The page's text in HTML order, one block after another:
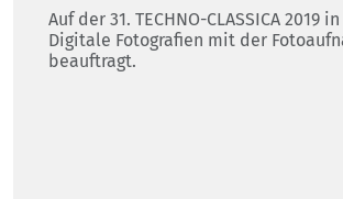
Auf der 31. TECHNO-CLASSICA 2019
Digitale Fotografien mit der
beauftragt.